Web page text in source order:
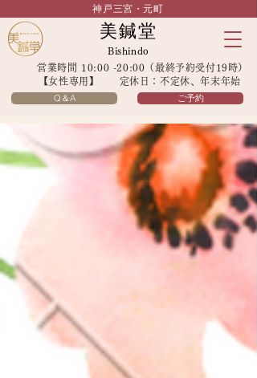
神戸三宮・元町
美鍼堂
Bishindo
営業時間 10:00 -20:00（最終予約受付19時）
【女性専用】 定休日：不定休、年末年始
Q＆A ご予約